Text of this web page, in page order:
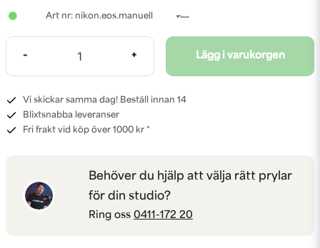
nikon.eos.manuell
- + Lägg i varukorgen
Vi skickar samma dag! Beställ innan 14
Blixtsnabba leveranser
Fri frakt vid köp över 1000 kr *
Behöver du hjälp att välja rätt prylar
för din studio?
Ring oss 0411-172 20